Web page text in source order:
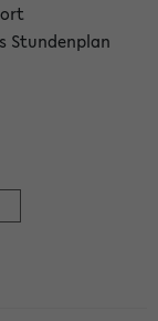
Stundenplan